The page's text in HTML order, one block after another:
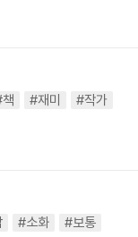
#재미
#작가
#소화
#보통